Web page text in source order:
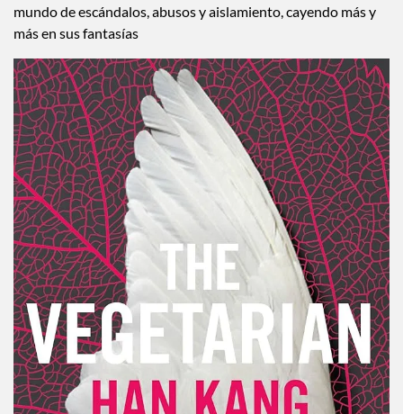
mundo de escándalos, abusos y aislamiento, cayendo más y
más en sus fantasías